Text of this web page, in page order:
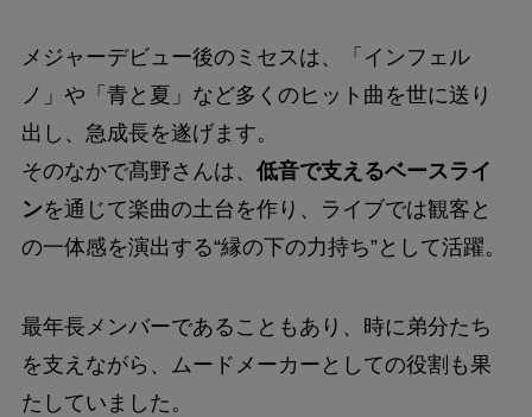
メジャーデビュー後のミセスは、「インフェル
ノ」や「青と夏」など多くのヒット曲を世に送り
出し、急成長を遂げます。
そのなかで髙野さんは、 低音で支えるベースライ
ンを通じて楽曲の土台を作り、ライブでは観客と
の一体感を演出する“縁の下の力持ち”として活躍。
最年長メンバーであることもあり、時に弟分たち
を支えながら、ムードメーカーとしての役割も果
たしていました。